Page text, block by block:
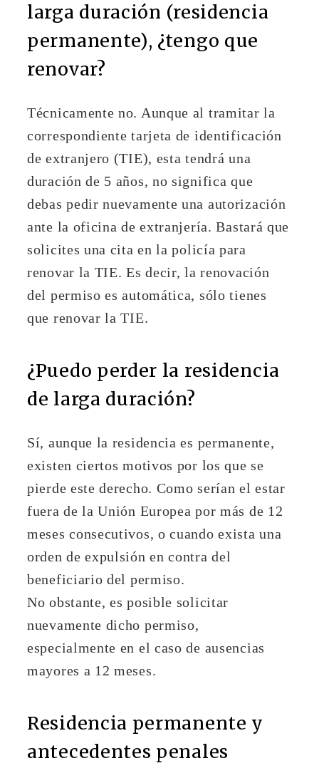
larga duración (residencia
permanente), ¿tengo que
renovar?
Técnicamente no. Aunque al tramitar la
correspondiente tarjeta de identificación
de extranjero (TIE), esta tendrá una
duración de 5 años, no significa que
debas pedir nuevamente una autorización
ante la oficina de extranjería. Bastará que
solicites una cita en la policía para
renovar la TIE. Es decir, la renovación
del permiso es automática, sólo tienes
que renovar la TIE.
¿Puedo perder la residencia
de larga duración?
Sí, aunque la residencia es permanente,
existen ciertos motivos por los que se
pierde este derecho. Como serían el estar
fuera de la Unión Europea por más de 12
meses consecutivos, o cuando exista una
orden de expulsión en contra del
beneficiario del permiso.
No obstante, es posible solicitar
nuevamente dicho permiso,
especialmente en el caso de ausencias
mayores a 12 meses.
Residencia permanente y
antecedentes penales